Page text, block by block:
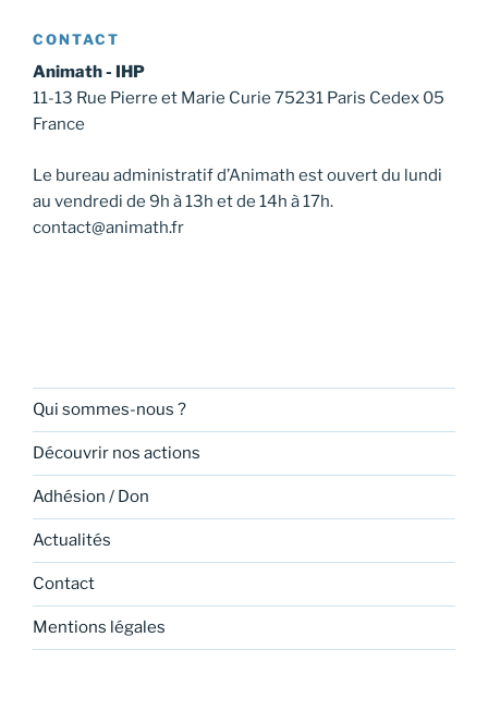
CONTACT
Animath - IHP
11-13 Rue Pierre et Marie Curie 75231 Paris Cedex 05
France
Le bureau administratif d’Animath est ouvert du lundi
au vendredi de 9h à 13h et de 14h à 17h.
contact@animath.fr
Qui sommes-nous ?
Découvrir nos actions
Adhésion / Don
Actualités
Contact
Mentions légales